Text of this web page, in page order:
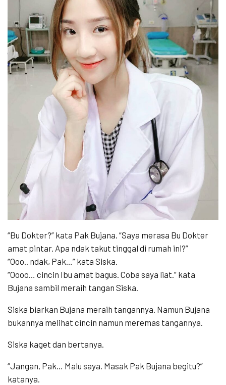
“Bu Dokter?” kata Pak Bujana. “Saya merasa Bu Dokter
amat pintar. Apa ndak takut tinggal di rumah ini?”
“Ooo.. ndak, Pak…” kata Siska.
“Oooo… cincin Ibu amat bagus. Coba saya liat.” kata
Bujana sambil meraih tangan Siska.
Siska biarkan Bujana meraih tangannya. Namun Bujana
bukannya melihat cincin namun meremas tangannya.
Siska kaget dan bertanya.
“Jangan, Pak… Malu saya. Masak Pak Bujana begitu?”
katanya.